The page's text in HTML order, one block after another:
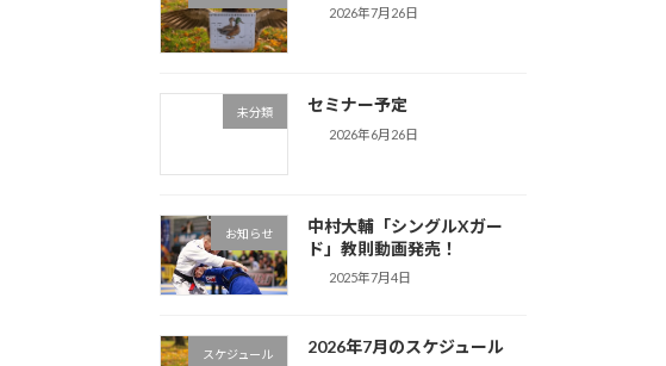
2026年7月26日
未分類 セミナー予定
2026年6月26日
お知らせ
中村大輔「シングルXガー
ド」教則動画発売！
2025年7月4日
スケジュール 2026年7月のスケジュール